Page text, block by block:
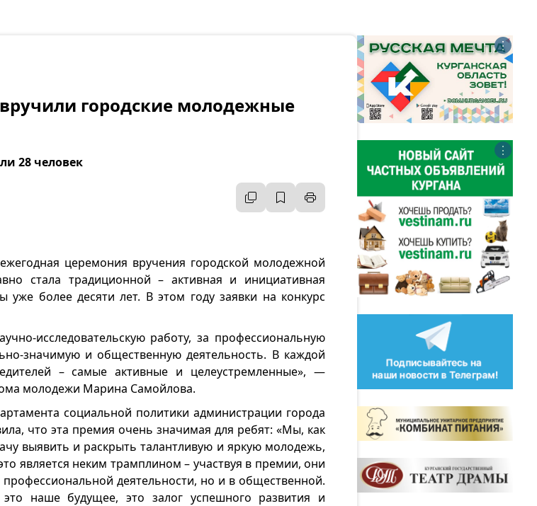
городские молодежные
28 человек
церемония вручения городской молодежной
стала традиционной – активная и инициативная
уже более десяти лет. В этом году заявки на конкурс
исследовательскую работу, за профессиональную
значимую и общественную деятельность. В каждой
– самые активные и целеустремленные», —
молодежи Марина Самойлова.
социальной политики администрации города
что эта премия очень значимая для ребят: «Мы, как
выявить и раскрыть талантливую и яркую молодежь,
является неким трамплином – участвуя в премии, они
деятельности, но и в общественной.
наше будущее, это залог успешного развития и
⋮
⋮